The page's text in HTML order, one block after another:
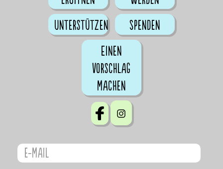
Unterstützen
Spenden
Einen
Vorschlag
machen